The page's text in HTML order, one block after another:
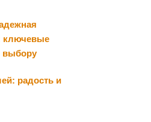
ключевые
выбору
радость и